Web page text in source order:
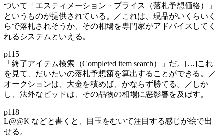
ついて「エスティメーション・プライス（落札予想価格）」
というものが提供されている。／これは、現品がいくらいく
らで落札されそうか、その相場を専門家がアドバイスしてく
れるシステムといえる。
p115
「終了アイテム検索（Completed item search）」だ。[…]これ
を見て、だいたいの落札予想額を算出することができる。／
オークションは、大金を積めば、かならず勝てる。／しか
し、法外なビッドは、その品物の相場に悪影響を及ぼす。
p118
L@@K などと書くと、目玉をむいて注目する感じが絵で出
せる。